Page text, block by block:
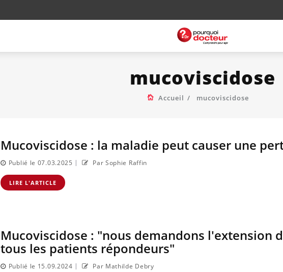
mucoviscidose
Accueil mucoviscidose
Mucoviscidose : la maladie peut causer une
Publié le 07.03.2025 | Par Sophie Raffin
LIRE L'ARTICLE
Mucoviscidose : "nous demandons l'extension
tous les patients répondeurs"
Publié le 15.09.2024 | Par Mathilde Debry